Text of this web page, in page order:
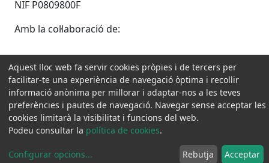
NIF P0809800F
Amb la col·laboració de:
Aquest lloc web fa servir cookies pròpies i de tercers per
facilitar-te una experiència de navegació òptima i recollir
informació anònima per millorar i adaptar-nos a les teves
preferències i pautes de navegació. Navegar sense acceptar les
cookies limitarà la visibilitat i funcions del web.
Podeu consultar la política de cookies.
Configurar opcions... Rebutja Acceptar